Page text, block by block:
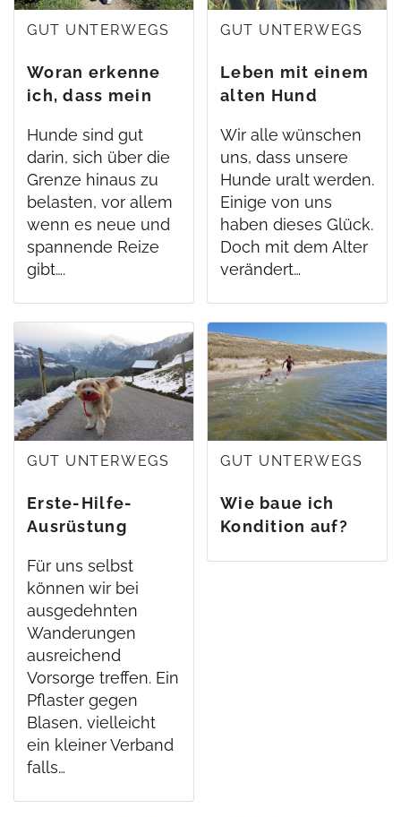
GUT UNTERWEGS
Woran erkenne
ich, dass mein
ist?
Hunde sind gut
darin, sich über die
Grenze hinaus zu
belasten, vor allem
wenn es neue und
spannende Reize
gibt….
GUT UNTERWEGS
Leben mit einem
alten Hund
Wir alle wünschen
uns, dass unsere
Hunde uralt werden.
Einige von uns
haben dieses Glück.
Doch mit dem Alter
verändert…
GUT UNTERWEGS
Erste-Hilfe-
Ausrüstung
Für uns selbst
können wir bei
ausgedehnten
Wanderungen
ausreichend
Vorsorge treffen. Ein
Pflaster gegen
Blasen, vielleicht
ein kleiner Verband
falls…
GUT UNTERWEGS
Wie baue ich
Kondition auf?